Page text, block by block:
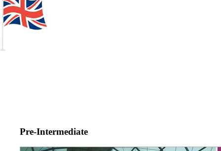
Pre-Intermediate